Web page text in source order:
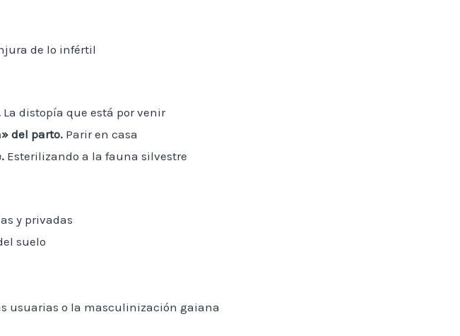
de lo infértil
La distopía que está por venir
del parto. Parir en casa
Esterilizando a la fauna silvestre
y privadas
suelo
usuarias o la masculinización gaiana